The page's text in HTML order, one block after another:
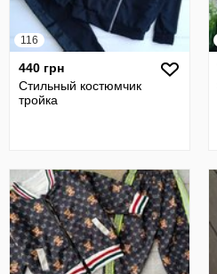
116
440 грн
Стильный костюмчик
тройка